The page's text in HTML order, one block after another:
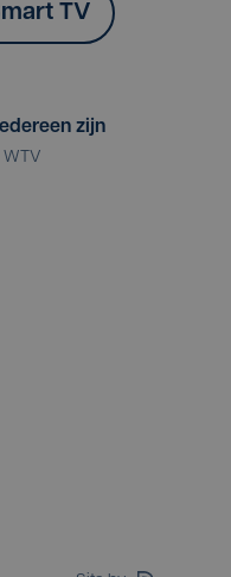
TV
zijn
WTV